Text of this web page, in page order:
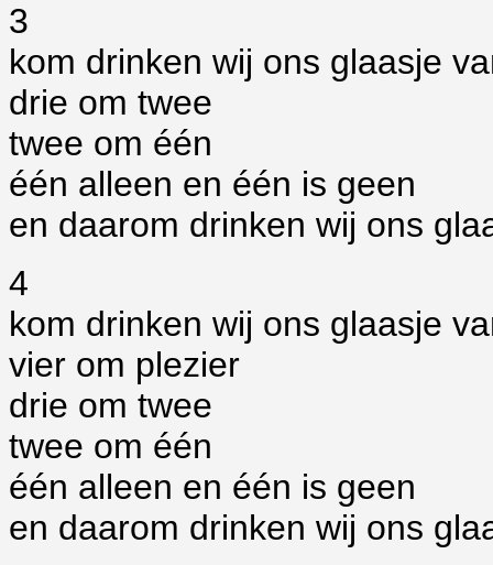
3
kom drinken wij ons glaasje
drie om twee
twee om één
één alleen en één is geen
en daarom drinken wij ons
4
kom drinken wij ons glaasje
vier om plezier
drie om twee
twee om één
één alleen en één is geen
en daarom drinken wij ons